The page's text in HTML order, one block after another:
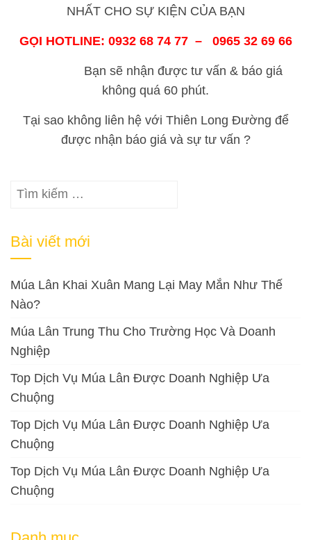
NHẤT CHO SỰ KIỆN CỦA BẠN
GỌI HOTLINE: 0932 68 74 77 – 0965 32 69 66
Bạn sẽ nhận được tư vấn & báo giá
không quá 60 phút.
Tại sao không liên hệ với Thiên Long Đường để
được nhận báo giá và sự tư vấn ?
Tìm
Bài viết mới
Múa Lân Khai Xuân Mang Lại May Mắn Như Thế
Nào?
Múa Lân Trung Thu Cho Trường Học Và Doanh
Nghiệp
Top Dịch Vụ Múa Lân Được Doanh Nghiệp Ưa
Chuộng
Top Dịch Vụ Múa Lân Được Doanh Nghiệp Ưa
Chuộng
Top Dịch Vụ Múa Lân Được Doanh Nghiệp Ưa
Chuộng